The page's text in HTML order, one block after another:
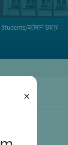
×
वर्तमान छात्र